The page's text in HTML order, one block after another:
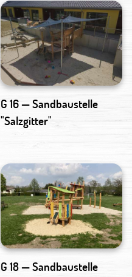
G 16 — Sandbaustelle
"Salzgitter"
G 18 — Sandbaustelle